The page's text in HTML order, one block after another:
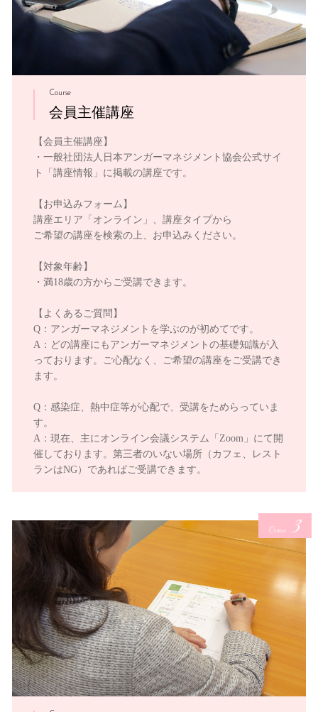
Course
会員主催講座
【会員主催講座】
・一般社団法人日本アンガーマネジメント協会公式サイ
ト「講座情報」に掲載の講座です。
【お申込みフォーム】
講座エリア「オンライン」、講座タイプから
ご希望の講座を検索の上、お申込みください。
【対象年齢】
・満18歳の方からご受講できます。
【よくあるご質問】
Q：アンガーマネジメントを学ぶのが初めてです。
A：どの講座にもアンガーマネジメントの基礎知識が入
っております。ご心配なく、ご希望の講座をご受講でき
ます。
Q：感染症、熱中症等が心配で、受講をためらっていま
す。
A：現在、主にオンライン会議システム「Zoom」にて開
催しております。第三者のいない場所（カフェ、レスト
ランはNG）であればご受講できます。
Course 3